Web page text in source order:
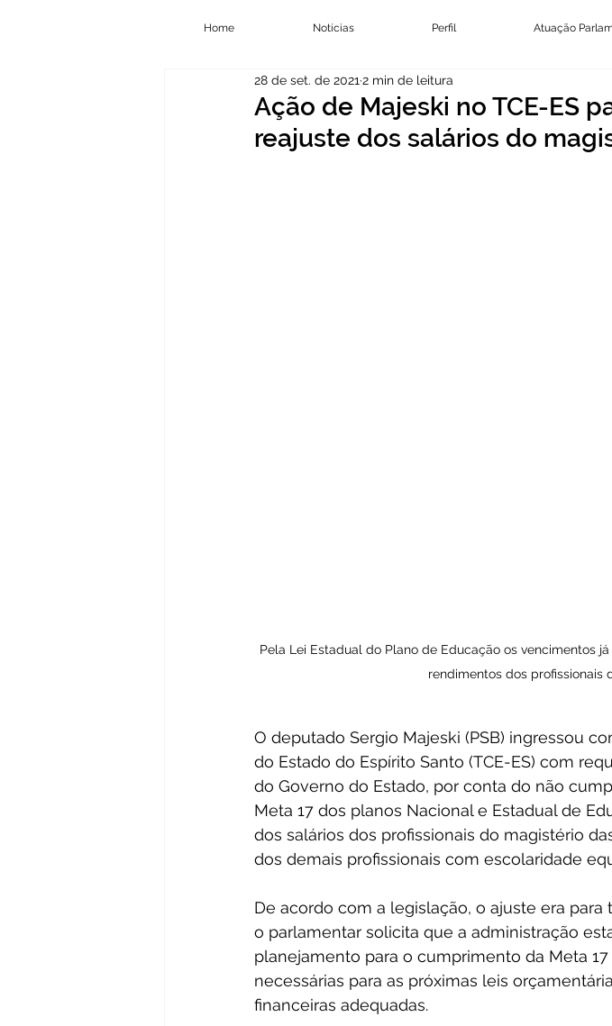
Home Notícias Perfil Atuação
Ação de Majeski no TCE-ES
reajuste dos salários do
28 de set. de 2021 2 min de leitura
Pela Lei Estadual do Plano de Educação os vencimentos
rendimentos dos profissionais
O deputado Sergio Majeski (PSB) ingressou
do Estado do Espírito Santo (TCE-ES) com
do Governo do Estado, por conta do não
Meta 17 dos planos Nacional e Estadual de
dos salários dos profissionais do magistério
dos demais profissionais com escolaridade
De acordo com a legislação, o ajuste era
o parlamentar solicita que a administração
planejamento para o cumprimento da Meta
necessárias para as próximas leis
financeiras adequadas.